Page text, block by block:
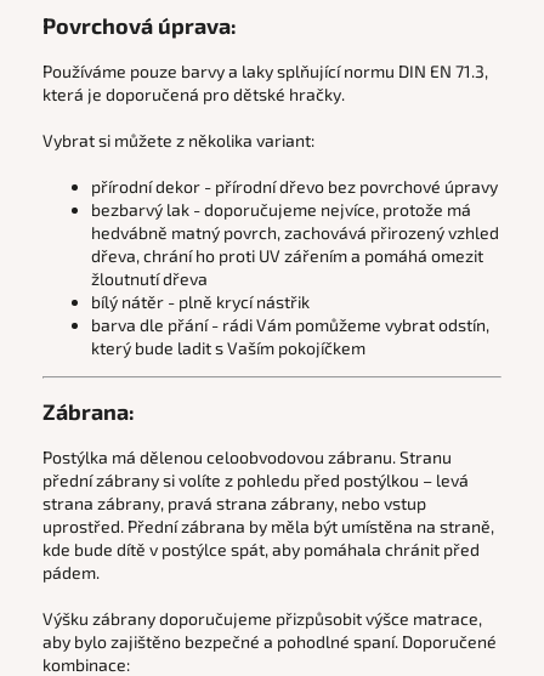
Povrchová úprava:
Používáme pouze barvy a laky splňující normu DIN EN 71.3,
která je doporučená pro dětské hračky.
Vybrat si můžete z několika variant:
přírodní dekor - přírodní dřevo bez povrchové úpravy
bezbarvý lak - doporučujeme nejvíce, protože má
hedvábně matný povrch, zachovává přirozený vzhled
dřeva, chrání ho proti UV zářením a pomáhá omezit
žloutnutí dřeva
bílý nátěr - plně krycí nástřik
barva dle přání - rádi Vám pomůžeme vybrat odstín,
který bude ladit s Vaším pokojíčkem
Zábrana:
Postýlka má dělenou celoobvodovou zábranu.Stranu
přední zábrany si volíte z pohledu před postýlkou – levá
strana zábrany, pravá strana zábrany, nebo vstup
uprostřed. Přední zábrana by měla být umístěna na straně,
kde bude dítě v postýlce spát, aby pomáhala chránit před
pádem.
Výšku zábrany doporučujeme přizpůsobit výšce matrace,
aby bylo zajištěno bezpečné a pohodlné spaní. Doporučené
kombinace: